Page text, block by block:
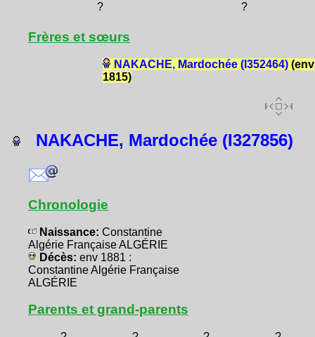
?
?
Frères et sœurs
NAKACHE, Mardochée (I352464)(env
1815)
NAKACHE, Mardochée (I327856)
Chronologie
Naissance: Constantine
Algérie Française ALGÉRIE
Décès: env 1881 :
Constantine Algérie Française
ALGÉRIE
Parents et grand-parents